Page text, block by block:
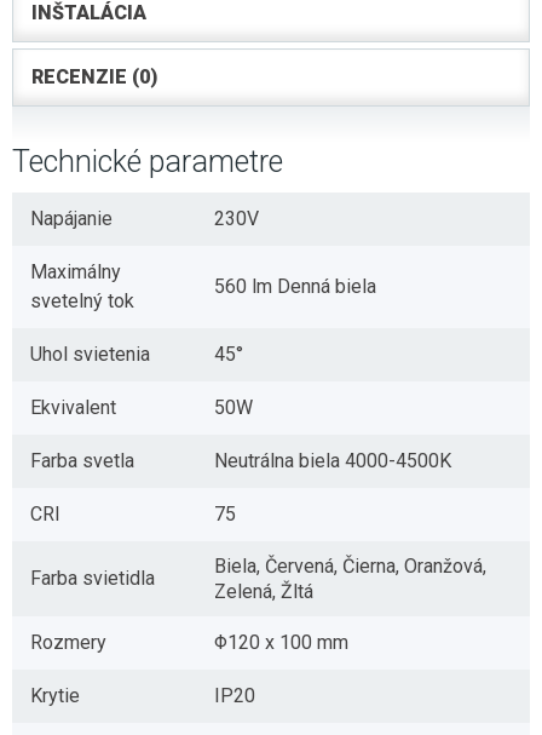
INŠTALÁCIA
RECENZIE (0)
Technické parametre
Napájanie 230V
Maximálny
svetelný tok
560 lm Denná biela
Uhol svietenia 45°
Ekvivalent 50W
Farba svetla Neutrálna biela 4000-4500K
CRI 75
Farba svietidla
Biela, Červená, Čierna, Oranžová,
Zelená, Žltá
Rozmery Φ120 x 100 mm
Krytie IP20